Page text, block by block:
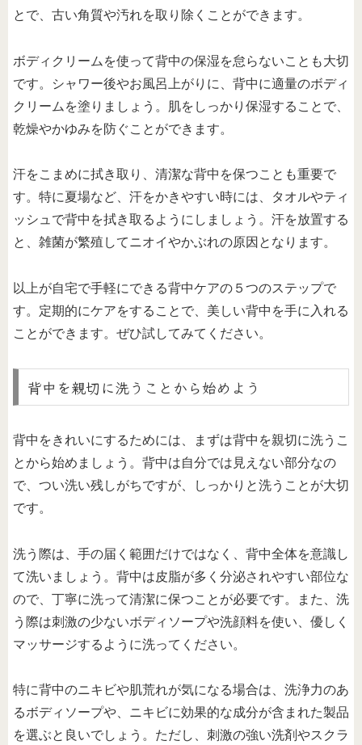
とで、古い角質や汚れを取り除くことができます。
ボディクリームを使って背中の保湿を怠らないことも大切
です。シャワー後やお風呂上がりに、背中に適量のボディ
クリームを塗りましょう。肌をしっかり保湿することで、
乾燥やかゆみを防ぐことができます。
汗をこまめに拭き取り、清潔な背中を保つことも重要で
す。特に夏場など、汗をかきやすい時には、タオルやティ
ッシュで背中を拭き取るようにしましょう。汗を放置する
と、雑菌が繁殖してニオイやかぶれの原因となります。
以上が自宅で手軽にできる背中ケアの５つのステップで
す。定期的にケアをすることで、美しい背中を手に入れる
ことができます。ぜひ試してみてください。
背中を親切に洗うことから始めよう
背中をきれいにするためには、まずは背中を親切に洗うこ
とから始めましょう。背中は自分では見えない部分なの
で、つい洗い残しがちですが、しっかりと洗うことが大切
です。
洗う際は、手の届く範囲だけではなく、背中全体を意識し
て洗いましょう。背中は皮脂が多く分泌されやすい部位な
ので、丁寧に洗って清潔に保つことが必要です。また、洗
う際は刺激の少ないボディソープや洗顔料を使い、優しく
マッサージするように洗ってください。
特に背中のニキビや肌荒れが気になる場合は、洗浄力のあ
るボディソープや、ニキビに効果的な成分が含まれた製品
を選ぶと良いでしょう。ただし、刺激の強い洗剤やスクラ